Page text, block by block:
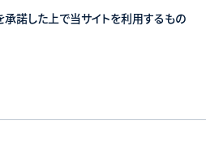
諾した上で当サイトを利用するもの
セミナーを告知し主催する者をいいま